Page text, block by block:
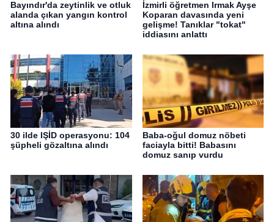
Bayındır'da zeytinlik ve otluk
alanda çıkan yangın kontrol
altına alındı
İzmirli öğretmen Irmak Ayşe
Koparan davasında yeni
gelişme! Tanıklar "tokat"
iddiasını anlattı
30 ilde IŞİD operasyonu: 104
şüpheli gözaltına alındı
Baba-oğul domuz nöbeti
faciayla bitti! Babasını
domuz sanıp vurdu